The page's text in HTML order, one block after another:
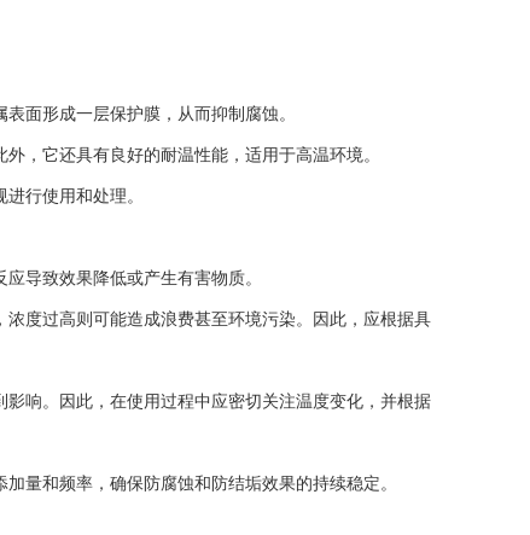
面形成一层保护膜，从而抑制腐蚀。
它还具有良好的耐温性能，适用于高温环境。
行使用和处理。
导致效果降低或产生有害物质。
度过高则可能造成浪费甚至环境污染。因此，应根据具
响。因此，在使用过程中应密切关注温度变化，并根据
和频率，确保防腐蚀和防结垢效果的持续稳定。